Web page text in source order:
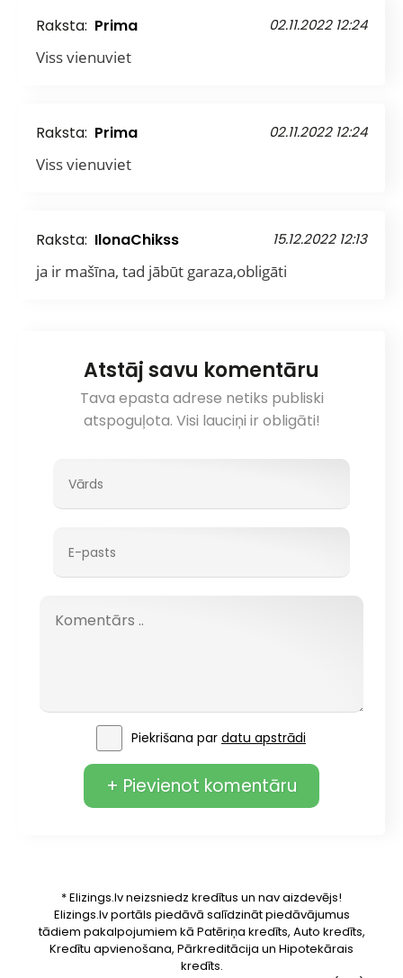
Raksta: Prima 02.11.2022 12:24
Viss vienuviet
Raksta: Prima 02.11.2022 12:24
Viss vienuviet
Raksta: IlonaChikss 15.12.2022 12:13
ja ir mašīna, tad jābūt garaza,obligāti
Atstāj savu komentāru
Tava epasta adrese netiks publiski
atspoguļota. Visi lauciņi ir obligāti!
Piekrišana par datu apstrādi
+ Pievienot komentāru
* Elizings.lv neizsniedz kredītus un nav aizdevējs!
Elizings.lv portāls piedāvā salīdzināt piedāvājumus
tādiem pakalpojumiem kā Patēriņa kredīts, Auto kredīts,
Kredītu apvienošana, Pārkreditācija un Hipotekārais
kredīts.